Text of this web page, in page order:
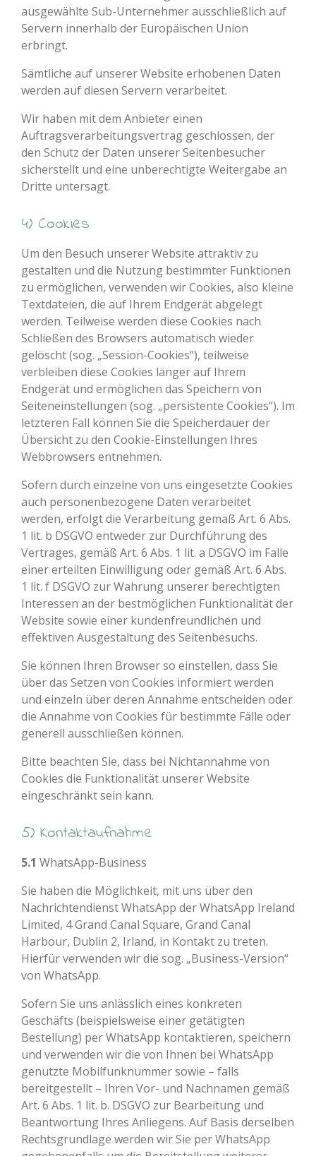
ausgewählte Sub-Unternehmer ausschließlich auf
Servern innerhalb der Europäischen Union
erbringt.
Sämtliche auf unserer Website erhobenen Daten
werden auf diesen Servern verarbeitet.
Wir haben mit dem Anbieter einen
Auftragsverarbeitungsvertrag geschlossen, der
den Schutz der Daten unserer Seitenbesucher
sicherstellt und eine unberechtigte Weitergabe an
Dritte untersagt.
4) Cookies
Um den Besuch unserer Website attraktiv zu
gestalten und die Nutzung bestimmter Funktionen
zu ermöglichen, verwenden wir Cookies, also kleine
Textdateien, die auf Ihrem Endgerät abgelegt
werden. Teilweise werden diese Cookies nach
Schließen des Browsers automatisch wieder
gelöscht (sog. „Session-Cookies“), teilweise
verbleiben diese Cookies länger auf Ihrem
Endgerät und ermöglichen das Speichern von
Seiteneinstellungen (sog. „persistente Cookies“). Im
letzteren Fall können Sie die Speicherdauer der
Übersicht zu den Cookie-Einstellungen Ihres
Webbrowsers entnehmen.
Sofern durch einzelne von uns eingesetzte Cookies
auch personenbezogene Daten verarbeitet
werden, erfolgt die Verarbeitung gemäß Art. 6 Abs.
1 lit. b DSGVO entweder zur Durchführung des
Vertrages, gemäß Art. 6 Abs. 1 lit. a DSGVO im Falle
einer erteilten Einwilligung oder gemäß Art. 6 Abs.
1 lit. f DSGVO zur Wahrung unserer berechtigten
Interessen an der bestmöglichen Funktionalität der
Website sowie einer kundenfreundlichen und
effektiven Ausgestaltung des Seitenbesuchs.
Sie können Ihren Browser so einstellen, dass Sie
über das Setzen von Cookies informiert werden
und einzeln über deren Annahme entscheiden oder
die Annahme von Cookies für bestimmte Fälle oder
generell ausschließen können.
Bitte beachten Sie, dass bei Nichtannahme von
Cookies die Funktionalität unserer Website
eingeschränkt sein kann.
5) Kontaktaufnahme
5.1 WhatsApp-Business
Sie haben die Möglichkeit, mit uns über den
Nachrichtendienst WhatsApp der WhatsApp Ireland
Limited, 4 Grand Canal Square, Grand Canal
Harbour, Dublin 2, Irland, in Kontakt zu treten.
Hierfür verwenden wir die sog. „Business-Version“
von WhatsApp.
Sofern Sie uns anlässlich eines konkreten
Geschäfts (beispielsweise einer getätigten
Bestellung) per WhatsApp kontaktieren, speichern
und verwenden wir die von Ihnen bei WhatsApp
genutzte Mobilfunknummer sowie – falls
bereitgestellt – Ihren Vor- und Nachnamen gemäß
Art. 6 Abs. 1 lit. b. DSGVO zur Bearbeitung und
Beantwortung Ihres Anliegens. Auf Basis derselben
Rechtsgrundlage werden wir Sie per WhatsApp